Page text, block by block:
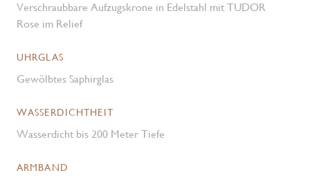
Verschraubbare Aufzugskrone in Edelstahl mit TUDOR
Rose im Relief
UHRGLAS
Gewölbtes Saphirglas
WASSERDICHTHEIT
Wasserdicht bis 200 Meter Tiefe
ARMBAND